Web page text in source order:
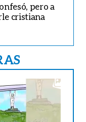
pero a
cristiana